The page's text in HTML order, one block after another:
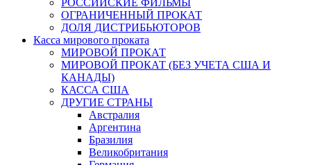
РОССИЙСКИЕ ФИЛЬМЫ
ОГРАНИЧЕННЫЙ ПРОКАТ
ДОЛЯ ДИСТРИБЬЮТОРОВ
Касса мирового проката
МИРОВОЙ ПРОКАТ
МИРОВОЙ ПРОКАТ (БЕЗ УЧЕТА США И
КАНАДЫ)
КАССА США
ДРУГИЕ СТРАНЫ
Австралия
Аргентина
Бразилия
Великобритания